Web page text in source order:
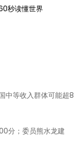
秒读懂世界
中等收入群体可能超8
分；委员熊水龙建